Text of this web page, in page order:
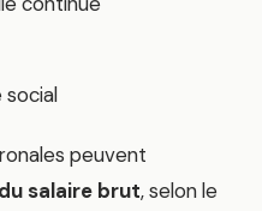
social
peuvent
salaire brut, selon le